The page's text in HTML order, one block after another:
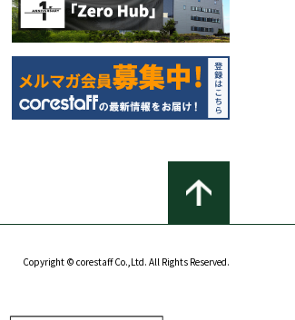
Copyright © corestaff Co.,Ltd. All Rights Reserved.